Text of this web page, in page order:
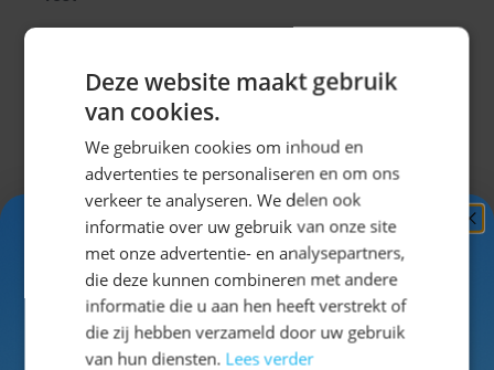
Specificaties
4015101750835
77-7508-5658
Man/Vrouw
Kleur
Deze website maakt gebruik
van cookies.
We gebruiken cookies om inhoud en
advertenties te personaliseren en om ons
verkeer te analyseren. We delen ook
informatie over uw gebruik van onze site
met onze advertentie- en analysepartners,
die deze kunnen combineren met andere
informatie die u aan hen heeft verstrekt of
die zij hebben verzameld door uw gebruik
van hun diensten. Lees verder
Ontvang5%
KORTING!
Schrijf je nuin voor de nieuwsbrief en ontvang toegang
tot exclusieve kortingen!